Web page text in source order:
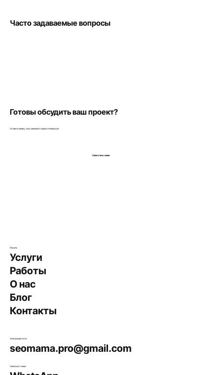
Часто задаваемые вопросы
Готовы обсудить ваш проект?
Оставьте заявку, и мы свяжемся с вами в течение дня.
Свяжитесь с нами
Изучить
Услуги
Работы
О нас
Блог
Контакты
Электронная почта
seomama.pro@gmail.com
Связаться с нами